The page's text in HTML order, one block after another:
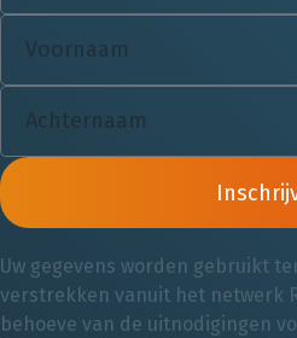
Uw gegevens worden gebruikt
verstrekken vanuit het netwerk
behoeve van de uitnodigingen